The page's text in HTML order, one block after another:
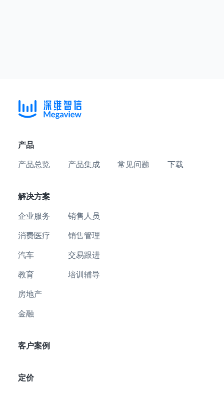
产品
产品总览 产品集成 常见问题 下载
解决方案
企业服务
消费医疗
汽车
教育
房地产
金融
销售人员
销售管理
交易跟进
培训辅导
客户案例
定价